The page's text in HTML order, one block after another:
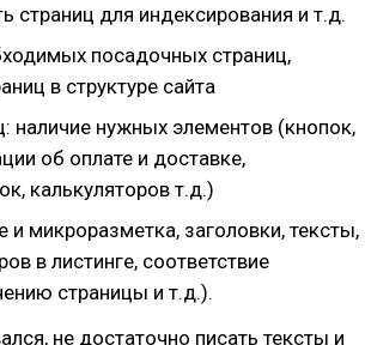
страниц для индексирования и т.д.
посадочных страниц,
в структуре сайта
наличие нужных элементов (кнопок,
об оплате и доставке,
калькуляторов т.д.)
микроразметка, заголовки, тексты,
в листинге, соответствие
страницы и т.д.).
не достаточно писать тексты и